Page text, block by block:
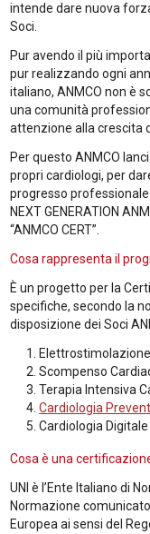
intende dare nuova
Soci.
Pur avendo il più
pur realizzando ogni
italiano, ANMCO non è
una comunità
attenzione alla crescita
Per questo ANMCO
propri cardiologi, per
progresso
NEXT GENERATION
“ANMCO CERT”.
Cosa rappresenta il
È un progetto per la
specifiche, secondo la
disposizione dei Soci
Scompenso
Terapia Intensiva
Cardiologia
Cardiologia Digitale
Cosa è una
UNI è l’Ente Italiano di
Normazione
Europea ai sensi del